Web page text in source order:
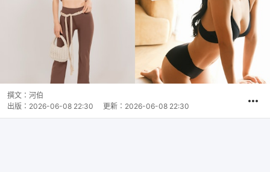
撰文： 河伯
出版： 2026-06-08 22:30 更新： 2026-06-08 22:30